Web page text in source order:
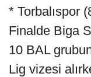
* Torbalıspor
Finalde Biga
10 BAL
Lig vizesi